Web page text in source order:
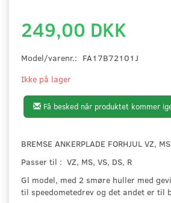
249,00 DKK
Model/varenr.: FA17B72101J
Ikke på lager
Få besked når produktet kommer
BREMSE ANKERPLADE FORHJUL VZ,
Passer til : VZ, MS, VS, DS, R
Gl model, med 2 smøre huller med
til speedometedrev og det andet er til